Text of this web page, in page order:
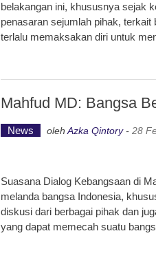
belakangan ini, khususnya sejak
penasaran sejumlah pihak,
terlalu memaksakan diri untuk
Mahfud MD: Bangsa
News oleh Azka Qintory- 28
Suasana Dialog Kebangsaan di
melanda bangsa Indonesia,
diskusi dari berbagai pihak dan
yang dapat memecah suatu